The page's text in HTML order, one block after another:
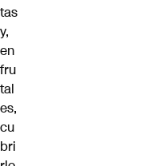
tas
y,
en
fru
tal
es,
cu
bri